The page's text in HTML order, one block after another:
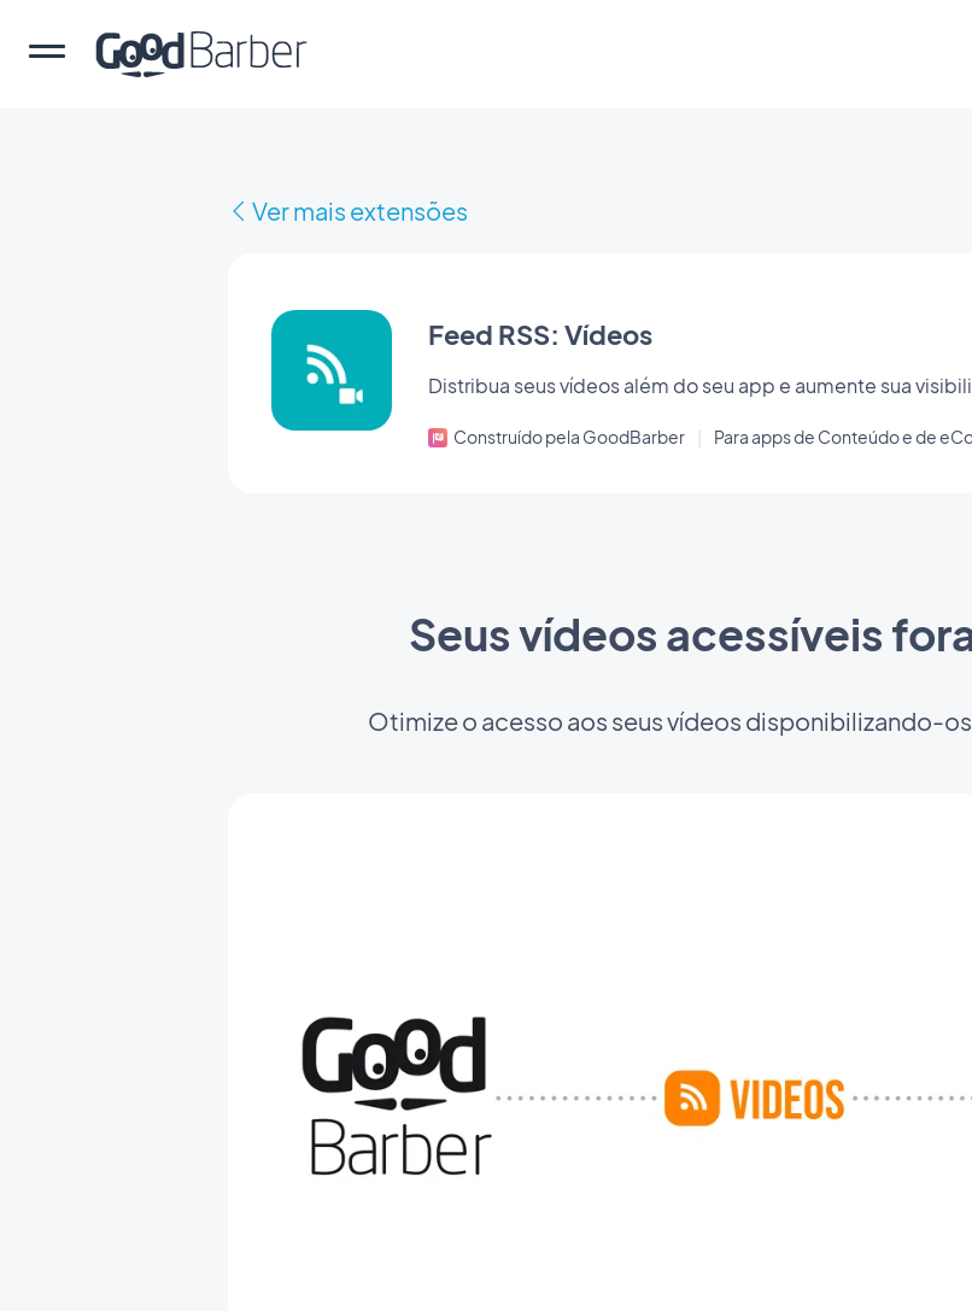
Ver mais extensões
Feed RSS: Vídeos
Distribua seus vídeos além do seu app e aumente sua
Construído pela GoodBarber Para apps de Conteúdo e de
Seus vídeos acessíveis
Otimize o acesso aos seus vídeos disponibilizando-